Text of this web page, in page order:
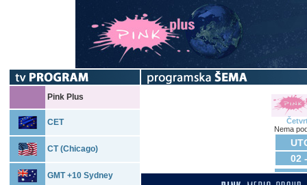
Pink Plus
CET
CT (Chicago)
GMT +10 Sydney
Nema
02